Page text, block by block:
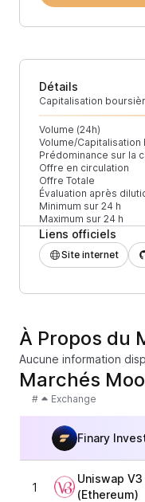
Détails
Capitalisation
Volume (24h)
Volume/Capitalisation
Prédominance sur la
Offre en circulation
Offre Totale
Évaluation après
Minimum sur 24 h
Maximum sur 24 h
Liens officiels
Site internet
À Propos du
Aucune information
Marchés
# Exchange
Finary
1
Uniswap V3
(Ethereum)